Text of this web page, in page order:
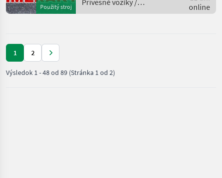
Použitý stroj
Privesné vozíky /
Möslein
online
1 2
Výsledok 1-48od 89 (Stránka 1 od 2)